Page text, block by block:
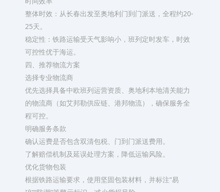
整体时效：从长春出发至奥地利门到门派送，全程约20-
25天。
稳定性：铁路运输受天气影响小，班列定时发车，时效
可控性优于海运。
四、推荐物流方案
选择专业物流商
优先选择具备中欧班列运营资质、奥地利本地清关能力
的物流商（如艾邦勒供应链、港邦物流），确保服务全
程可控。
明确服务条款
确认运费是否包含双清包税、门到门派送费用。
了解赔偿机制及延误处理方案，降低运输风险。
优化货物包装
根据铁路运输要求，使用坚固包装材料，并标注“易